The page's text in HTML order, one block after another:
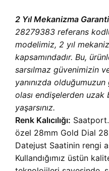
2 Yıl Mekanizma
28279383 referans
modelimiz, 2 yıl
kapsamındadır. Bu,
sarsılmaz güvenimizin
yanınızda
olası endişelerden uzak
yaşarsınız.
Renk Kalıcılığı:
özel 28mm Gold Dial
Datejust Saatinin rengi
Kullandığımız üstün